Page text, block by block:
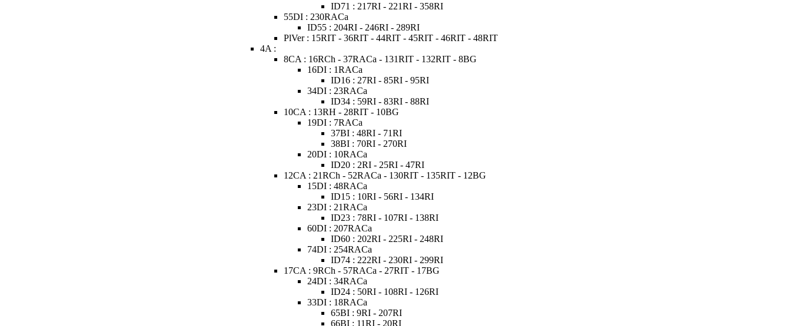
ID71 : 217RI - 221RI - 358RI
55DI : 230RACa
ID55 : 204RI - 246RI - 289RI
PlVer : 15RIT - 36RIT - 44RIT - 45RIT - 46RIT - 48RIT
4A :
8CA : 16RCh - 37RACa - 131RIT - 132RIT - 8BG
16DI : 1RACa
ID16 : 27RI - 85RI - 95RI
34DI : 23RACa
ID34 : 59RI - 83RI - 88RI
10CA : 13RH - 28RIT - 10BG
19DI : 7RACa
37BI : 48RI - 71RI
38BI : 70RI - 270RI
20DI : 10RACa
ID20 : 2RI - 25RI - 47RI
12CA : 21RCh - 52RACa - 130RIT - 135RIT - 12BG
15DI : 48RACa
ID15 : 10RI - 56RI - 134RI
23DI : 21RACa
ID23 : 78RI - 107RI - 138RI
60DI : 207RACa
ID60 : 202RI - 225RI - 248RI
74DI : 254RACa
ID74 : 222RI - 230RI - 299RI
17CA : 9RCh - 57RACa - 27RIT - 17BG
24DI : 34RACa
ID24 : 50RI - 108RI - 126RI
33DI : 18RACa
65BI : 9RI - 207RI
66BI : 11RI - 20RI